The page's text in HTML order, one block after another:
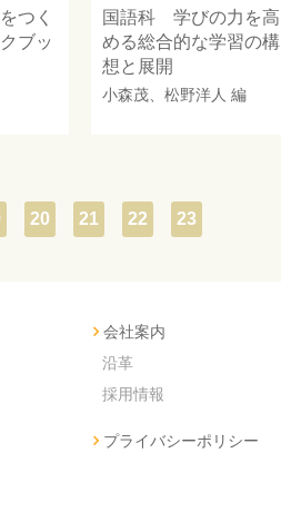
つく
ブッ
国語科 学びの力を高
める総合的な学習の構
想と展開
小森茂、 松野洋人 編
20 21 22 23
会社案内
沿革
採用情報
プライバシーポリシー